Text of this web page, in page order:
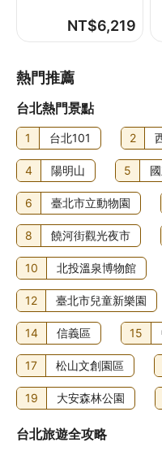
寵物規定
其他費用
吃到飽自助式早餐價格
TWD385 到 770
延遲退房需加收相關費
住宿可能有其他另行收
稅，並且可能會改變。
食物及飲料
您可以到Alley飽餐一頓
時間限制)。想喝點東西
喜愛的飲料。平日
付費供應吃到飽自助式
NT$6,219
熱門推薦
台北熱門景點
1 台北101 2
4 陽明山 5
6 臺北市立動物園
8 饒河街觀光夜市
10 北投溫泉博物館
12 臺北市兒童新樂園
14 信義區 15
17 松山文創園區
19 大安森林公園
台北旅遊全攻略